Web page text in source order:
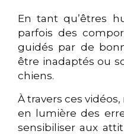
En tant qu’êtres
parfois des
guidés par de
être inadaptés ou
chiens.
À travers ces
en lumière des
sensibiliser aux